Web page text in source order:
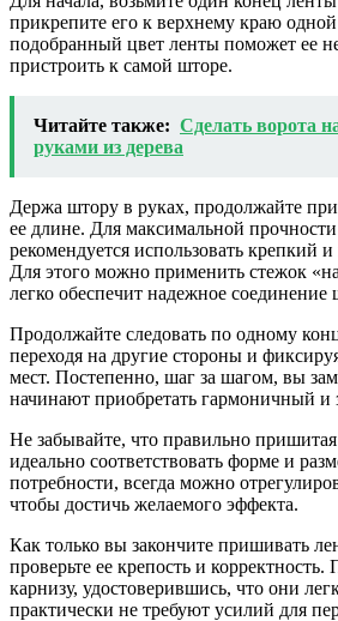
прикрепите его к верхнему краю
подобранный цвет ленты поможет ее
пристроить к самой шторе.
Читайте также: Сделать ворота
руками из дерева
Держа штору в руках, продолжайте
ее длине. Для максимальной
рекомендуется использовать крепкий
Для этого можно применить стежок
легко обеспечит надежное
Продолжайте следовать по одному
переходя на другие стороны и
мест. Постепенно, шаг за шагом, вы
начинают приобретать гармоничный
Не забывайте, что правильно
идеально соответствовать форме и
потребности, всегда можно
чтобы достичь желаемого эффекта.
Как только вы закончите пришивать
проверьте ее крепость и
карнизу, удостоверившись, что они
практически не требуют усилий для